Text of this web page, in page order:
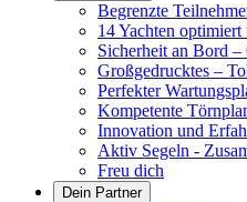
Begrenzte
14 Yachten
Sicherheit an Bord
Großgedrucktes –
Perfekter
Kompetente
Innovation und
Aktiv Segeln -
Freu dich
Dein Partner